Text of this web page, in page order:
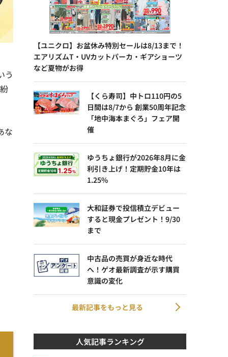
う
な
【ユニクロ】お盆休み特別セールは8/13まで！
エアリズムT・UVカットパーカ・ギアショーツ
など夏物がお得
【くら寿司】中トロ110円の5
日間は8/7から 創業50周年記念
「地中海本まぐろ」フェア開
催
ゆうちょ銀行が2026年8月に金
利引き上げ！定期貯金10年は
1.25%
大和証券で投信積立デビュー
すると現金プレゼント！9/30
まで
中古品の売買が身近な時代
へ！ゲオ最新調査が示す購買
意識の変化
最新記事をもっと見る
人気記事ランキング